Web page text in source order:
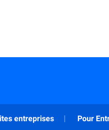
entreprises Pour